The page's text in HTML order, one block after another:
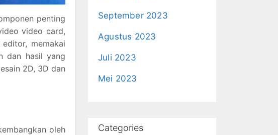
penting
video card,
memakai
dan hasil yang
2D, 3D dan
oleh
September 2023
Agustus 2023
Juli 2023
Mei 2023
Categories